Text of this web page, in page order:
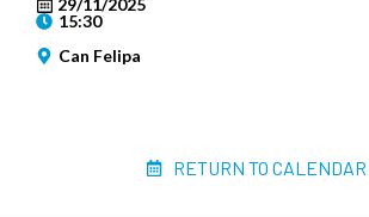
15:30
Can Felipa
RETURN TO